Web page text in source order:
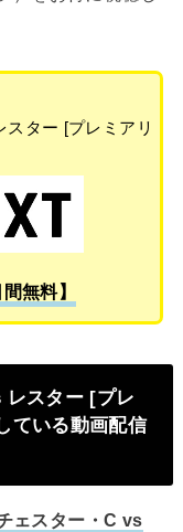
ター [プレミアリ
無料】
レスター [プレ
ている動画配信
ェスター・C vs